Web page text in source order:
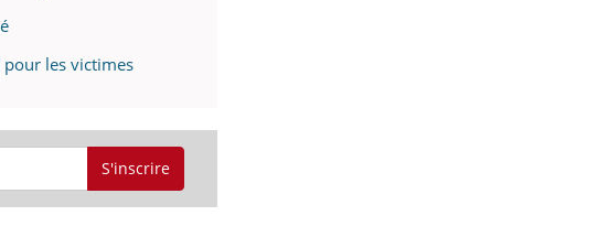
pour les victimes
S'inscrire